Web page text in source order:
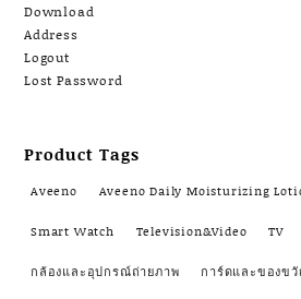
Download
Address
Logout
Lost Password
Product Tags
Aveeno Aveeno Daily Moisturizing
Smart Watch Television&Video TV
กล้องและอุปกรณ์ถ่ายภาพ การ์ดและของข